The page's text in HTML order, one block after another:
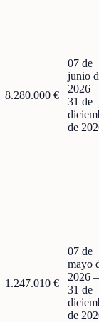
8.280.000 €
07 de
junio
2026
31 de
de
1.247.010 €
07 de
mayo
2026
31 de
de